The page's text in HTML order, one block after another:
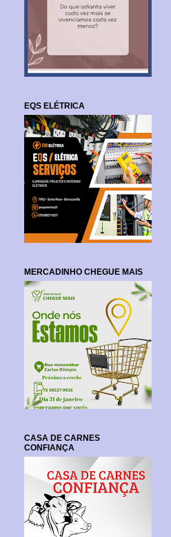
EQS ELÉTRICA
MERCADINHO CHEGUE MAIS
CASA DE CARNES
CONFIANÇA